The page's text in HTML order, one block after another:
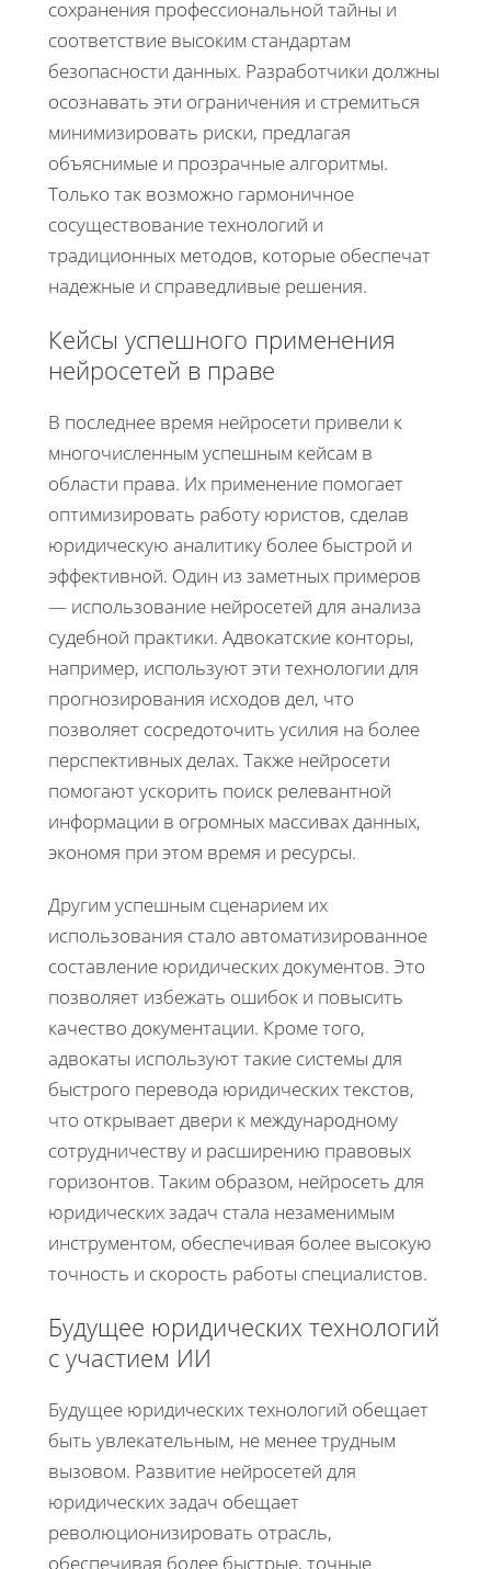
сохранения профессиональной тайны и
соответствие высоким стандартам
безопасности данных. Разработчики должны
осознавать эти ограничения и стремиться
минимизировать риски, предлагая
объяснимые и прозрачные алгоритмы.
Только так возможно гармоничное
сосуществование технологий и
традиционных методов, которые обеспечат
надежные и справедливые решения.
Кейсы успешного применения
нейросетей в праве
В последнее время нейросети привели к
многочисленным успешным кейсам в
области права. Их применение помогает
оптимизировать работу юристов, сделав
юридическую аналитику более быстрой и
эффективной. Один из заметных примеров
— использование нейросетей для анализа
судебной практики. Адвокатские конторы,
например, используют эти технологии для
прогнозирования исходов дел, что
позволяет сосредоточить усилия на более
перспективных делах. Также нейросети
помогают ускорить поиск релевантной
информации в огромных массивах данных,
экономя при этом время и ресурсы.
Другим успешным сценарием их
использования стало автоматизированное
составление юридических документов. Это
позволяет избежать ошибок и повысить
качество документации. Кроме того,
адвокаты используют такие системы для
быстрого перевода юридических текстов,
что открывает двери к международному
сотрудничеству и расширению правовых
горизонтов. Таким образом, нейросеть для
юридических задач стала незаменимым
инструментом, обеспечивая более высокую
точность и скорость работы специалистов.
Будущее юридических технологий
с участием ИИ
Будущее юридических технологий обещает
быть увлекательным, не менее трудным
вызовом. Развитие нейросетей для
юридических задач обещает
революционизировать отрасль,
обеспечивая более быстрые, точные